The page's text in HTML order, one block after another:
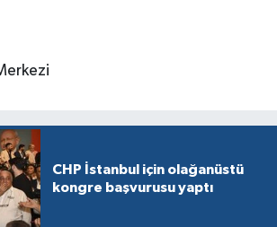
CHP İstanbul için olağanüstü
kongre başvurusu yaptı